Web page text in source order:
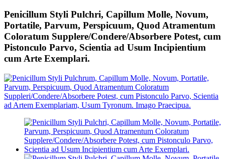
Penicillum Styli Pulchri, Capillum Molle, Novum,
Portatile, Parvum, Perspicuum, Quod Atramentum
Coloratum Supplere/Condere/Absorbere Potest, cum
Pistonculo Parvo, Scientia ad Usum Incipientium
cum Arte Exemplari.